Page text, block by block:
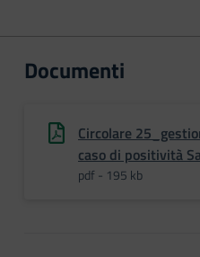
Documenti
Circolare
caso di positività
pdf - 195 kb